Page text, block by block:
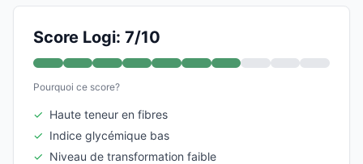
Score Logi: 7/10
Pourquoi ce score?
✓ Haute teneur en fibres
✓ Indice glycémique bas
✓ Niveau de transformation faible